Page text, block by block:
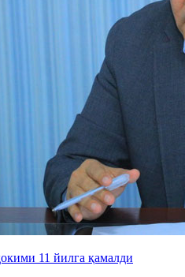
11 йилга қамалди